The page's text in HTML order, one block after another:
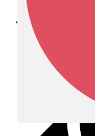
Diócesis de Zipaquirá